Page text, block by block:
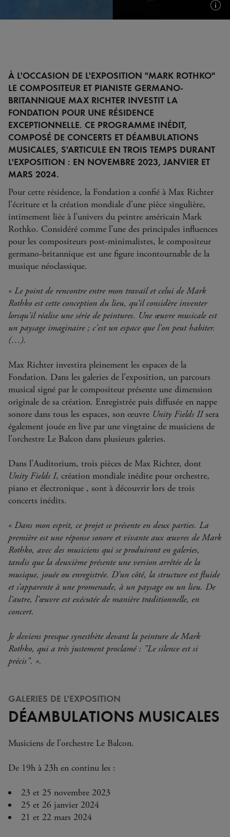
À L'OCCASION DE L'EXPOSITION "MARK ROTHKO"
LE COMPOSITEUR ET PIANISTE GERMANO-
BRITANNIQUE MAX RICHTER INVESTIT LA
FONDATION POUR UNE RÉSIDENCE
EXCEPTIONNELLE. CE PROGRAMME INÉDIT,
COMPOSÉ DE CONCERTS ET DÉAMBULATIONS
MUSICALES, S'ARTICULE EN TROIS TEMPS DURANT
L'EXPOSITION : EN NOVEMBRE 2023, JANVIER ET
MARS 2024.
Pour cette résidence, la Fondation a confié à Max Richter
l’écriture et la création mondiale d’une pièce singulière,
intimement liée à l’univers du peintre américain Mark
Rothko. Considéré comme l’une des principales influences
pour les compositeurs post-minimalistes, le compositeur
germano-britannique est une figure incontournable de la
musique néoclassique.
« Le point de rencontre entre mon travail et celui de Mark
Rothko est cette conception du lieu, qu’il considère inventer
lorsqu'il réalise une série de peintures. Une œuvre musicale est
un paysage imaginaire ; c'est un espace que l'on peut habiter.
(…).
Max Richter investira pleinement les espaces de la
Fondation. Dans les galeries de l'exposition, un parcours
musical signé par le compositeur présente une dimension
originale de sa création. Enregistrée puis diffusée en nappe
sonore dans tous les espaces, son œuvre Unity Fields IIsera
également jouée en live par une vingtaine de musiciens de
l’orchestre Le Balcon dans plusieurs galeries.
Dans l'Auditorium, trois pièces de Max Richter, dont
Unity Fields I, création mondiale inédite pour orchestre,
piano et électronique , sont à découvrir lors de trois
concerts inédits.
« Dans mon esprit, ce projet se présente en deux parties. La
première est une réponse sonore et vivante aux œuvres de Mark
Rothko, avec des musiciens qui se produiront en galeries,
tandis que la deuxième présente une version arrêtée de la
musique, jouée ou enregistrée. D’un côté, la structure est fluide
et s’apparente à une promenade, à un paysage ou un lieu. De
l’autre, l’œuvre est exécutée de manière traditionnelle, en
concert.
Je deviens presque synesthète devant la peinture de Mark
Rothko, qui a très justement proclamé : "Le silence est si
précis". ».
GALERIES DE L'EXPOSITION
DÉAMBULATIONS MUSICALES
Musiciens de l’orchestre Le Balcon.
De 19h à 23h en continu les :
23 et 25 novembre 2023
25 et 26 janvier 2024
21 et 22 mars 2024